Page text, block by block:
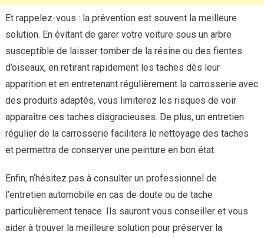
Et rappelez-vous : la prévention est souvent la meilleure
solution. En évitant de garer votre voiture sous un arbre
susceptible de laisser tomber de la résine ou des fientes
d’oiseaux, en retirant rapidement les taches dès leur
apparition et en entretenant régulièrement la carrosserie avec
des produits adaptés, vous limiterez les risques de voir
apparaître ces taches disgracieuses. De plus, un entretien
régulier de la carrosserie facilitera le nettoyage des taches
et permettra de conserver une peinture en bon état.
Enfin, n’hésitez pas à consulter un professionnel de
l’entretien automobile en cas de doute ou de tache
particulièrement tenace. Ils sauront vous conseiller et vous
aider à trouver la meilleure solution pour préserver la